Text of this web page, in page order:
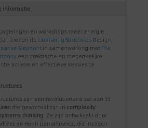
informatie
en workshops meer energie
bieden de Liberating Structures Design
Elephantin samenwerking met The
een praktische en toegankelijke
en effectieve sessies te
zijn een revolutionaire set van 33
die geworteld zijn in complexity
thinking. Ze zijn ontwikkeld door
en Henri Lipmanowicz, die inzagen